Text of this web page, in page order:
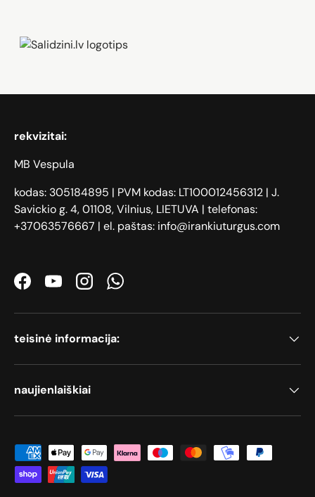
Zāģi, iPhone, Dyson, Mobilie
rekvizitai:
MB Vespula
kodas: 305184895 | PVM kodas: LT100012456312 | J.
Savickio g. 4, 01108, Vilnius, LIETUVA | telefonas:
+37063576667 | el. paštas: info@irankiuturgus.com
FacebookYouTubeInstagramWhatsApp
teisinė informacija:
naujienlaiškiai
Priimami mokėjimo būdai